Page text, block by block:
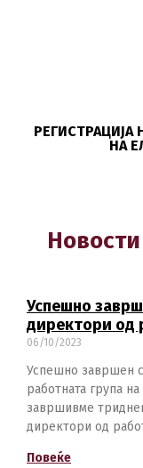
НА
Новости
Успешно
директори од
06/10/2023
Успешно завршен
работната група
завршивме
директори од
Повеќе